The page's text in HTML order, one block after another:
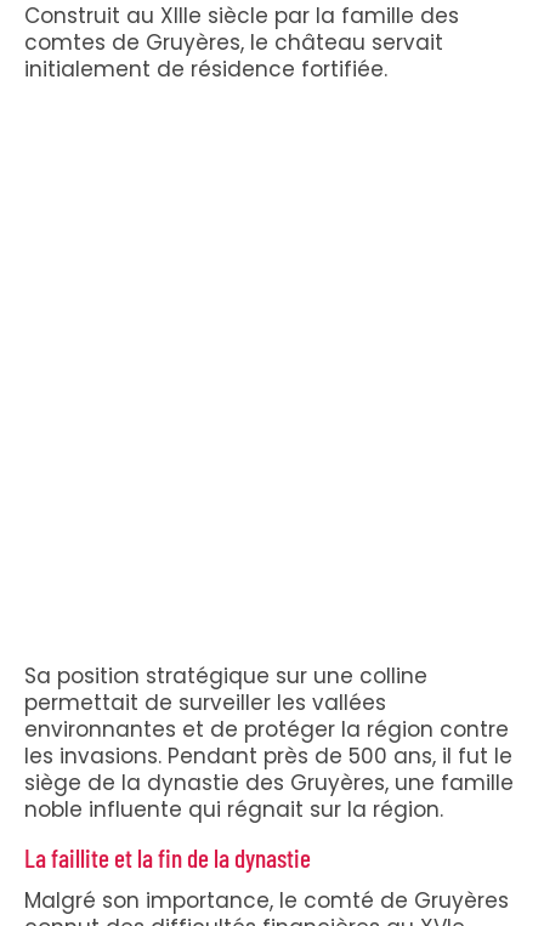
Construit au XIIIe siècle par la famille des
comtes de Gruyères, le château servait
initialement de résidence fortifiée.
Sa position stratégique sur une colline
permettait de surveiller les vallées
environnantes et de protéger la région contre
les invasions. Pendant près de 500 ans, il fut le
siège de la dynastie des Gruyères, une famille
noble influente qui régnait sur la région.
La faillite et la fin de la dynastie
Malgré son importance, le comté de Gruyères